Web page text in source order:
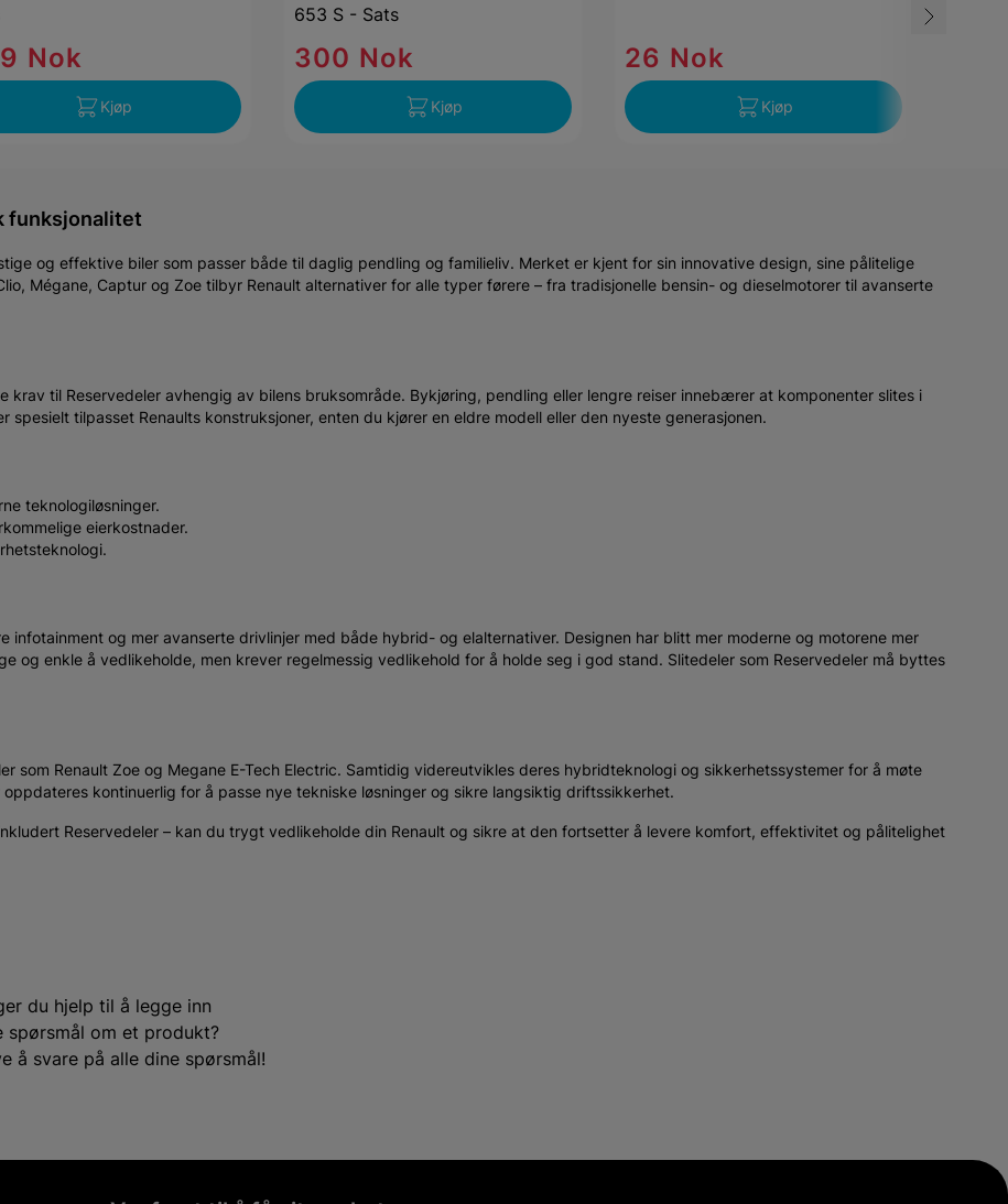
Nok
Kjøp
653 S - Sats
300 Nok
Kjøp
26 Nok
Kjøp
funksjonalitet
og effektive biler som passer både til daglig pendling og familieliv. Merket er kjent for sin innovative design, sine pålitelige
Mégane, Captur og Zoe tilbyr Renault alternativer for alle typer førere – fra tradisjonelle bensin- og dieselmotorer til avanserte
krav til Reservedeler avhengig av bilens bruksområde. Bykjøring, pendling eller lengre reiser innebærer at komponenter slites i
spesielt tilpasset Renaults konstruksjoner, enten du kjører en eldre modell eller den nyeste generasjonen.
teknologiløsninger.
eierkostnader.
og mer avanserte drivlinjer med både hybrid- og elalternativer. Designen har blitt mer moderne og motorene mer
og enkle å vedlikeholde, men krever regelmessig vedlikehold for å holde seg i god stand. Slitedeler som Reservedeler må byttes
som Renault Zoe og Megane E-Tech Electric. Samtidig videreutvikles deres hybridteknologi og sikkerhetssystemer for å møte
kontinuerlig for å passe nye tekniske løsninger og sikre langsiktig driftssikkerhet.
Reservedeler – kan du trygt vedlikeholde din Renault og sikre at den fortsetter å levere komfort, effektivitet og pålitelighet
du hjelp til å legge inn
spørsmål om et produkt?
å svare på alle dine spørsmål!